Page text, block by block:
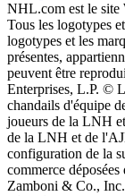
NHL.com est le site
Tous les logotypes
logotypes et les
présentes,
peuvent être
Enterprises, L.P. ©
chandails d'équipe
joueurs de la LNH
de la LNH et de
configuration de la
commerce
Zamboni & Co., Inc.